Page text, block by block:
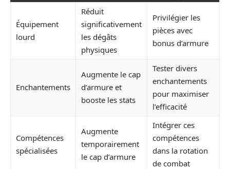
Équipement
lourd
Réduit
significativement
les dégâts
physiques
Privilégier les
pièces avec
bonus d’armure
Enchantements
Augmente le cap
d’armure et
booste les stats
Tester divers
enchantements
pour maximiser
l’efficacité
Compétences
spécialisées
Augmente
temporairement
le cap d’armure
Intégrer ces
compétences
dans la rotation
de combat